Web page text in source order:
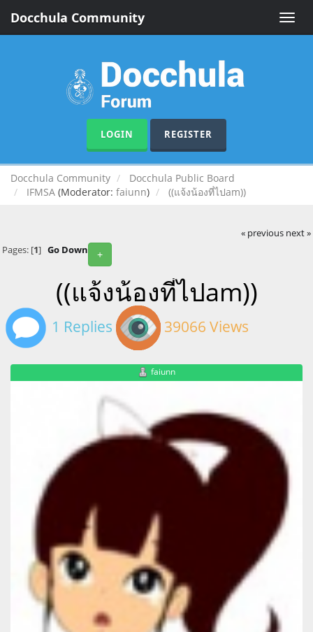
Toggle
Docchula Community
LOGIN REGISTER
Docchula Community
Docchula Public Board
IFMSA (Moderator: faiunn) ((แจ้งน้องที่ไปam))
« previous next »
+
Pages: [1] Go Down
((แจ้งน้องที่ไปam))
1 Replies 39066 Views
faiunn